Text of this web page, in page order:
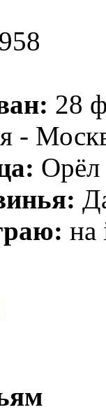
28
-
на